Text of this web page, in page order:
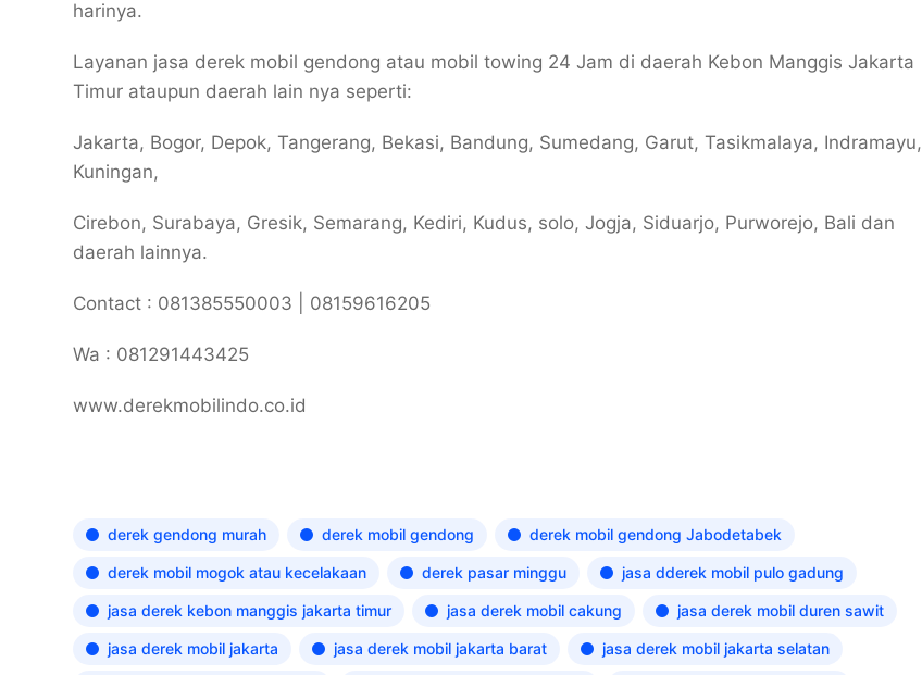
harinya.
Layanan jasa derek mobil gendong atau mobil towing 24 Jam di daerah Kebon Manggis Jakarta
Timur ataupun daerah lain nya seperti:
Jakarta, Bogor, Depok, Tangerang, Bekasi, Bandung, Sumedang, Garut, Tasikmalaya, Indramayu,
Kuningan,
Cirebon, Surabaya, Gresik, Semarang, Kediri, Kudus, solo, Jogja, Siduarjo, Purworejo, Bali dan
daerah lainnya.
Contact : 081385550003 | 08159616205
Wa : 081291443425
www.derekmobilindo.co.id
derek gendong murah derek mobil gendong derek mobil gendong Jabodetabek
derek mobil mogok atau kecelakaan derek pasar minggu jasa dderek mobil pulo gadung
jasa derek kebon manggis jakarta timur jasa derek mobil cakung jasa derek mobil duren sawit
jasa derek mobil jakarta jasa derek mobil jakarta barat jasa derek mobil jakarta selatan